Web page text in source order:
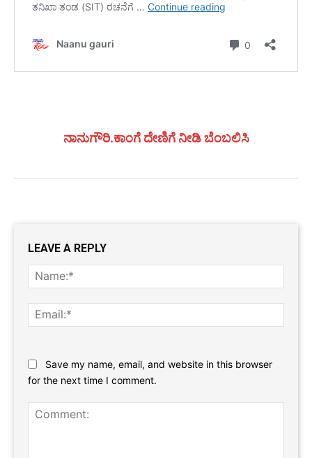
ನಾನುಗೌರಿ.ಕಾಂಗೆ ದೇಣಿಗೆ ನೀಡಿ ಬೆಂಬಲಿಸಿ
LEAVE A REPLY
Save my name, email, and website in this browser
for the next time I comment.